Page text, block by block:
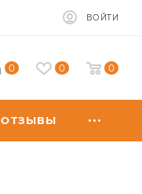
ВОЙТИ
0 0 0
ОТЗЫВЫ